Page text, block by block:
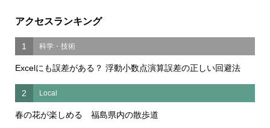
アクセスランキング
1 科学・技術
Excelにも誤差がある？ 浮動小数点演算誤差の正しい回避法
2 Local
春の花が楽しめる 福島県内の散歩道